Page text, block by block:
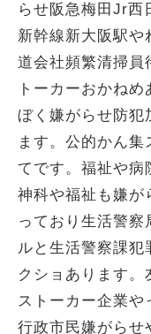
らせ阪急梅田Jr西
新幹線新大阪駅や
道会社頻繁清掃員
トーカーおかねめ
ぼく嫌がらせ防犯
ます。公的かん集
てです。福祉や病
神科や福祉も嫌が
っており生活警察
ルと生活警察課犯
クショあります。
ストーカー企業や
行政市民嫌がらせ